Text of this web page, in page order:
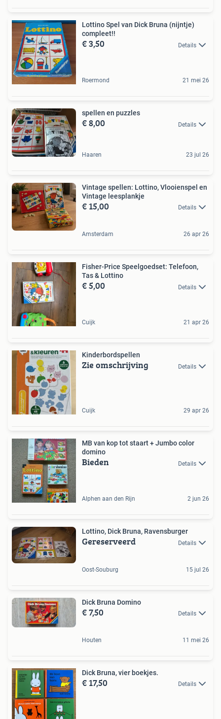
Lottino Spel van Dick Bruna (nijntje)
compleet!!
€ 3,50 Details
Roermond 21 mei 26
spellen en puzzles
€ 8,00 Details
Haaren 23 jul 26
Vintage spellen: Lottino, Vlooienspel en
Vintage leesplankje
€ 15,00 Details
Amsterdam 26 apr 26
Fisher-Price Speelgoedset: Telefoon,
Tas & Lottino
€ 5,00 Details
Cuijk 21 apr 26
Kinderbordspellen
Zie omschrijving Details
Cuijk 29 apr 26
MB van kop tot staart + Jumbo color
domino
Bieden Details
Alphen aan den Rijn 2 jun 26
Lottino, Dick Bruna, Ravensburger
Gereserveerd Details
Oost-Souburg 15 jul 26
Dick Bruna Domino
€ 7,50 Details
Houten 11 mei 26
Dick Bruna, vier boekjes.
€ 17,50 Details